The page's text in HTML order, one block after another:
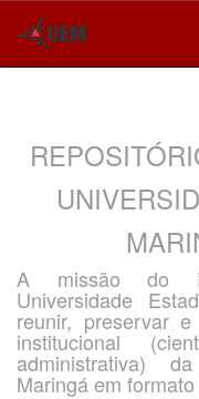
A missão do
Universidade
reunir, preservar
institucional
administrativa)
Maringá em